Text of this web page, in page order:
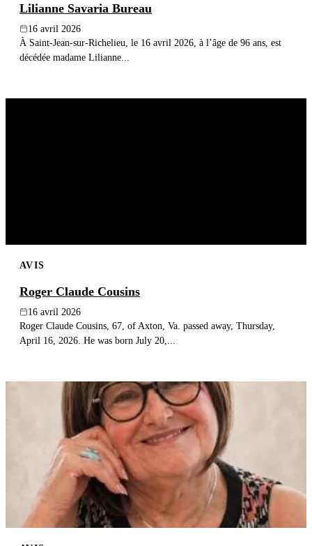
Lilianne Savaria Bureau
16 avril 2026
À Saint-Jean-sur-Richelieu, le 16 avril 2026, à l’âge de 96 ans, est
décédée madame Lilianne...
AVIS
Roger Claude Cousins
16 avril 2026
Roger Claude Cousins, 67, of Axton, Va. passed away, Thursday,
April 16, 2026. He was born July 20,...